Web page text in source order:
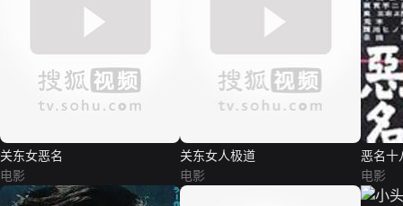
关东女恶名
电影
关东女人极道
电影
恶名十
电影